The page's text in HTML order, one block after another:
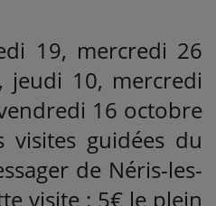
19, mercredi 26
jeudi 10, mercredi
16 octobre
visites guidées du
de Néris-les-
visite : 5€ le plein